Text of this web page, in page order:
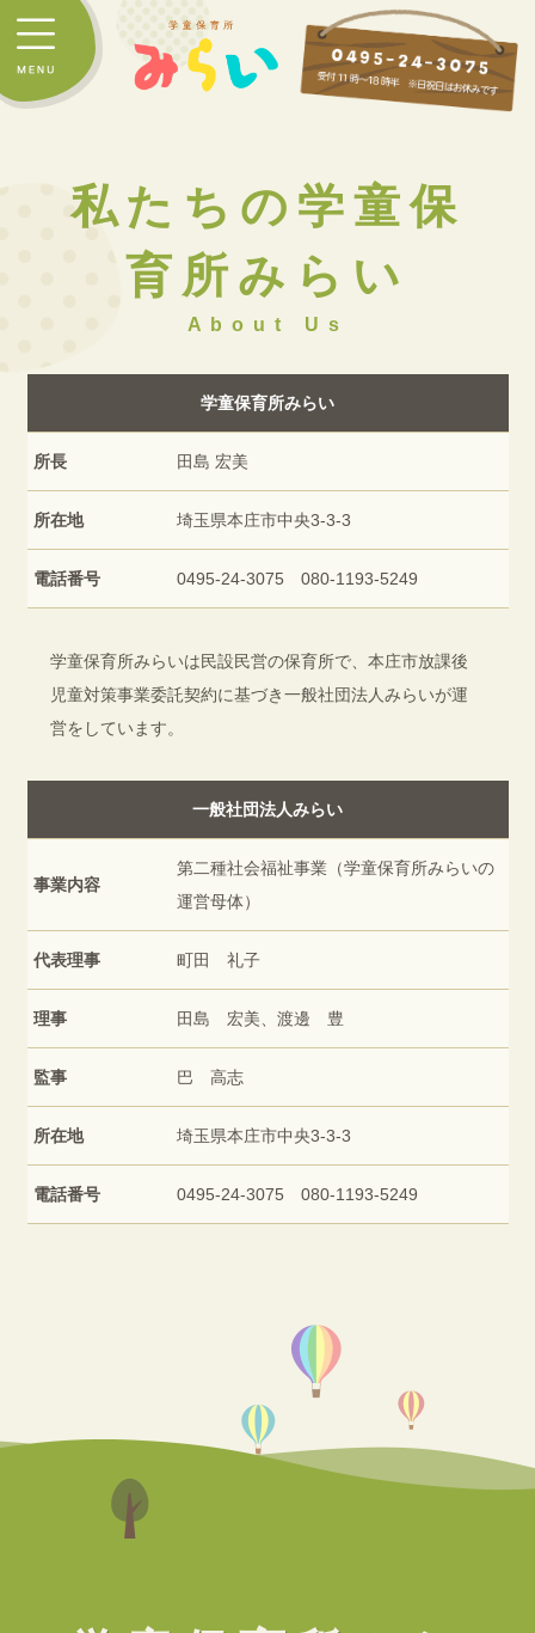
私たちの学童保
育所みらい
About Us
学童保育所みらい
所長 田島 宏美
所在地 埼玉県本庄市中央3-3-3
電話番号 0495-24-3075 080-1193-5249
学童保育所みらいは民設民営の保育所で、本庄市放課後
児童対策事業委託契約に基づき一般社団法人みらいが運
営をしています。
一般社団法人みらい
事業内容
第二種社会福祉事業（学童保育所みらいの
運営母体）
代表理事 町田 礼子
理事 田島 宏美、渡邊 豊
監事 巴 高志
所在地 埼玉県本庄市中央3-3-3
電話番号 0495-24-3075 080-1193-5249